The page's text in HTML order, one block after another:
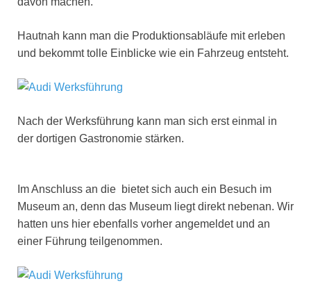
Hautnah kann man die Produktionsabläufe mit erleben
und bekommt tolle Einblicke wie ein Fahrzeug entsteht.
Nach der Werksführung kann man sich erst einmal in
der dortigen Gastronomie stärken.
Im Anschluss an die bietet sich auch ein Besuch im
Museum an, denn das Museum liegt direkt nebenan. Wir
hatten uns hier ebenfalls vorher angemeldet und an
einer Führung teilgenommen.